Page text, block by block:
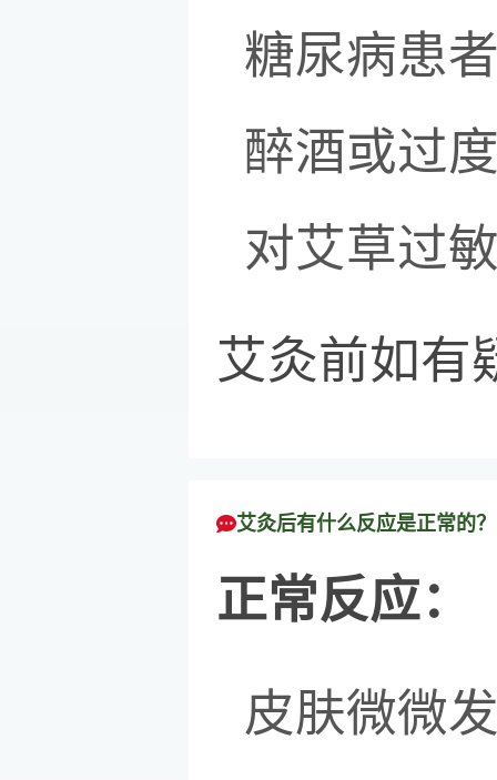
糖尿病患
醉酒或过
对艾草过
艾灸前如有
艾灸后有什么反应是正常的？
正常反应：
皮肤微微